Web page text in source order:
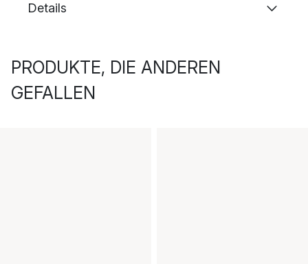
Details
PRODUKTE, DIE ANDEREN
GEFALLEN